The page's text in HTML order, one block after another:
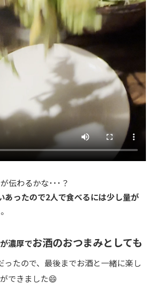
伝わるかな･･･？
あったので2人で食べるには少し量が
濃厚でお酒のおつまみとしても
ったので、最後までお酒と一緒に楽し
できました😄